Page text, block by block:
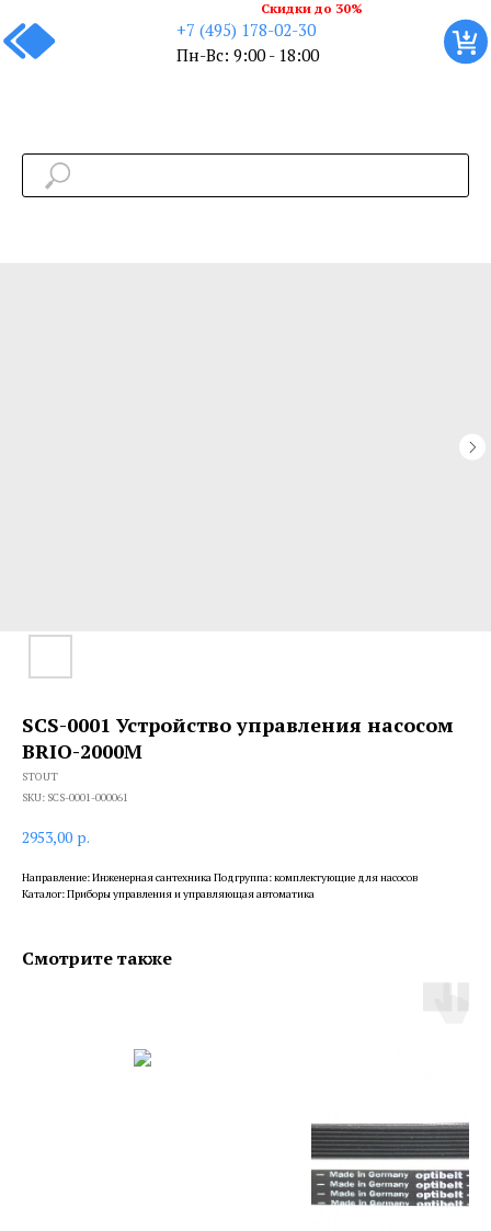
+7 (495) 178-02-30
Пн-Вс: 9:00 - 18:00
Скидки до 30%
SCS-0001 Устройство управления насосом
BRIO-2000M
STOUT
SKU: SCS-0001-000061
2953,00 р.
Направление: Инженерная сантехника Подгруппа: комплектующие для насосов
Каталог: Приборы управления и управляющая автоматика
Смотрите также